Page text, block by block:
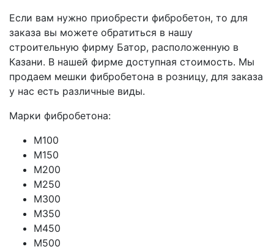
Если вам нужно приобрести фибробетон, то для
заказа вы можете обратиться в нашу
строительную фирму Батор, расположенную в
Казани. В нашей фирме доступная стоимость. Мы
продаем мешки фибробетона в розницу, для заказа
у нас есть различные виды.
Марки фибробетона:
М100
М150
М200
М250
М300
М350
М450
М500